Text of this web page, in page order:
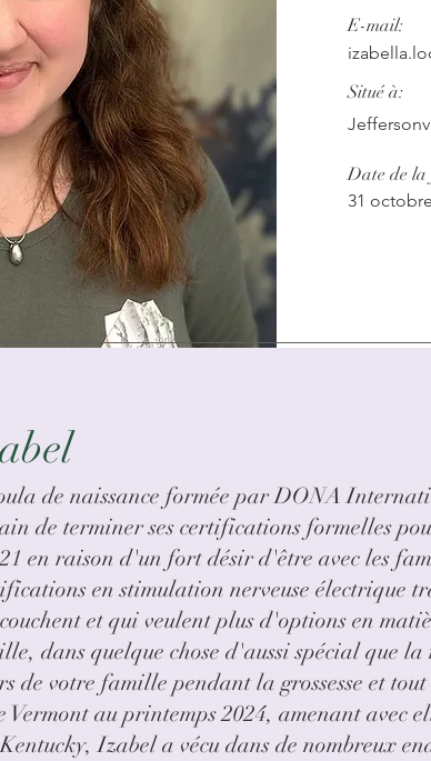
E-mail:
Situé à:
Date de
31
de naissance formée par DONA
de terminer ses certifications formelles
en raison d'un fort désir d'être avec les
en stimulation nerveuse électrique
et qui veulent plus d'options en
dans quelque chose d'aussi spécial que
de votre famille pendant la grossesse et
Vermont au printemps 2024, amenant avec
Izabel a vécu dans de nombreux